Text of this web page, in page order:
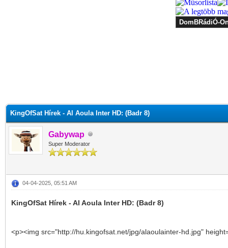
KingOfSat Hírek - Al Aoula Inter HD: (Badr 8)
Gabywap
Super Moderator
04-04-2025, 05:51 AM
KingOfSat Hírek - Al Aoula Inter HD: (Badr 8)
<p><img src="http://hu.kingofsat.net/jpg/alaoulainter-hd.jpg"